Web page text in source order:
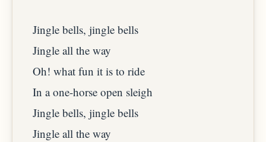
Jingle bells, jingle bells
Jingle all the way
Oh! what fun it is to ride
In a one-horse open sleigh
Jingle bells, jingle bells
Jingle all the way